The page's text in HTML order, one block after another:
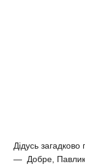
Дідусь
— Добре,